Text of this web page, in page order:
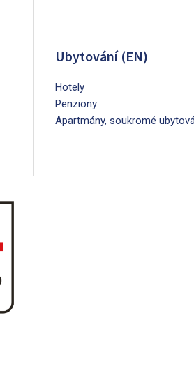
Ubytování (EN)
Hotely
Penziony
Apartmány, soukromé